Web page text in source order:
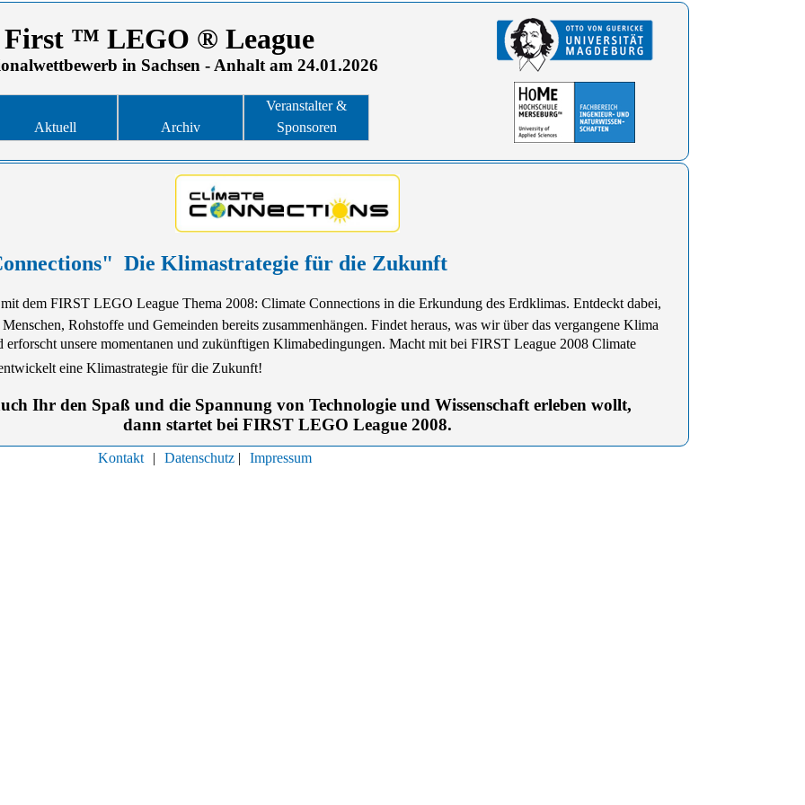
First ™ LEGO ® League
in Sachsen - Anhalt am 24.01.2026
Aktuell Archiv
Veranstalter &
Sponsoren
 Die Klimastrategie für die Zukunft
dem FIRST LEGO League Thema 2008: Climate Connections in die Erkundung des Erdklimas. Entdeckt dabei,
Rohstoffe und Gemeinden bereits zusammenhängen. Findet heraus, was wir über das vergangene Klima
erforscht unsere momentanen und zukünftigen Klimabedingungen. Macht mit bei FIRST League 2008 Climate
eine Klimastrategie für die Zukunft!
Ihr den Spaß und die Spannung von Technologie und Wissenschaft erleben wollt,
dann startet bei FIRST LEGO League 2008.
Kontakt | Datenschutz | Impressum